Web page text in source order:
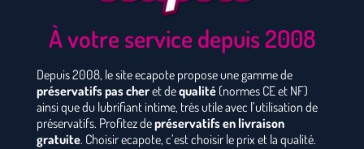
À votre service depuis 2008
Depuis 2008, le site ecapote propose une gamme de
préservatifs pas cheret dequalité (normes CE et NF)
ainsi que du lubrifiant intime, très utile avec l’utilisation de
préservatifs. Profitez depréservatifs en livraison
gratuite. Choisir ecapote, c’est choisir le prix et la qualité.